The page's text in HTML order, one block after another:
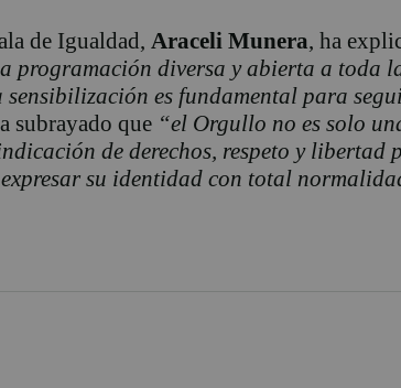
de Igualdad, Araceli Munera, ha
programación diversa y abierta a toda
sensibilización es fundamental para
subrayado que “el Orgullo no es solo
de derechos, respeto y libertad
su identidad con total